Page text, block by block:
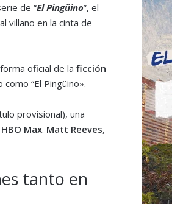
de “El Pingüino”, el
villano en la cinta de
oficial de la ficción
“El Pingüino».
provisional), una
HBO Max. Matt Reeves,
tanto en